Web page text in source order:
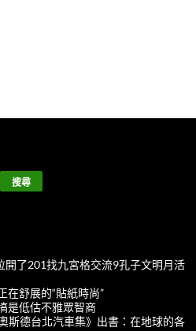
搜尋
開了201找九宮格交流9孔子文明月活
在舒展的“貼紙時尚”
是低估不雅眾智商
斯德台北汽車集》出書：在地球的各